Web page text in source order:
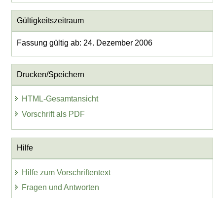
Gültigkeitszeitraum
Fassung gültig ab: 24. Dezember 2006
Drucken/Speichern
HTML-Gesamtansicht
Vorschrift als PDF
Hilfe
Hilfe zum Vorschriftentext
Fragen und Antworten